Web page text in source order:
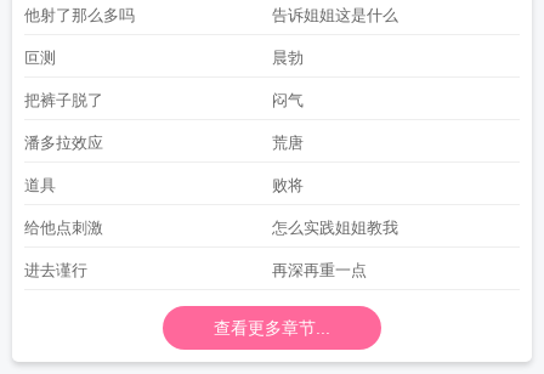
他射了那么多吗 告诉姐姐这是什么
叵测 晨勃
把裤子脱了 闷气
潘多拉效应 荒唐
道具 败将
给他点刺激 怎么实践姐姐教我
进去谨行 再深再重一点
查看更多章节...